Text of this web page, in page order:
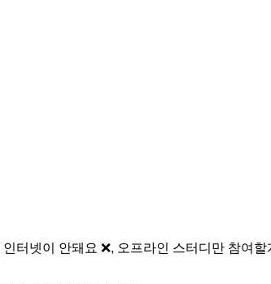
넷이 안돼요 ❌️, 오프라인 스터디만 참여할